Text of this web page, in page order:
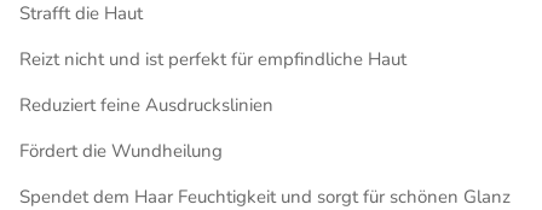
Strafft die Haut
Reizt nicht und ist perfekt für empfindliche Haut
Reduziert feine Ausdruckslinien
Fördert die Wundheilung
Spendet dem Haar Feuchtigkeit und sorgt für schönen Glanz